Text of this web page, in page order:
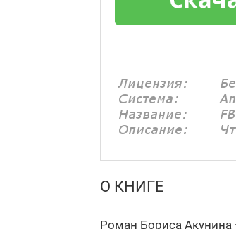
О КНИГЕ
Роман Бориса Акунина